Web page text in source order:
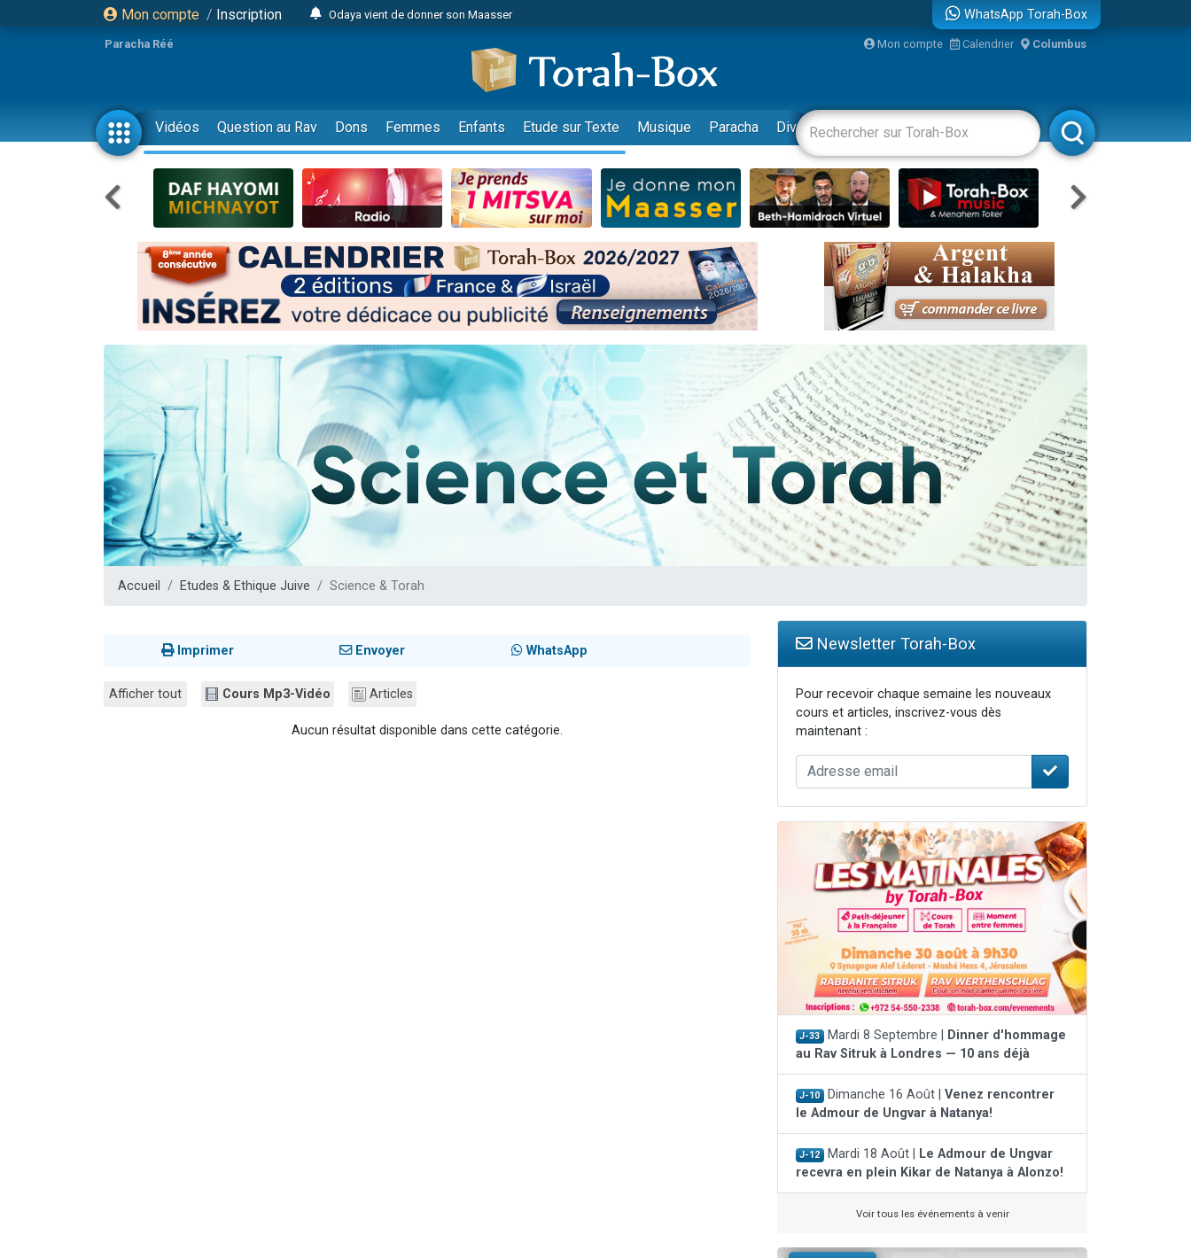
Mon compte / Inscription
Odaya vient de donner son Maasser
3 personnes viennent de faire un don pour Diane, 80 ans, dans un appartement insalubre
2 personnes viennent de nous rejoindre sur WhatsApp
13 personnes viennent de demander une bénédiction
12 nouvelles musiques dans Torah-Box Music
30 personnes viennent de faire un don pour Sauvez la jambe de Yohan
Il reste 49 places pour étudier en groupe sur Zoom
3 personnes viennent de nous rejoindre sur WhatsApp
2 personnes viennent de nous rejoindre sur WhatsApp
3 personnes viennent de nous rejoindre sur WhatsApp
2 nouvelles musiques dans Torah-Box Music
8 personnes viennent de faire un don pour Tsédaka : pauvres d'Israel
Nouvelle émission radio : Visions de grandeur n°104 : Le Chabbath et le Birkat Hamazone à travers le temps
61 personnes viennent de demander une bénédiction
Ariel vient de donner son Maasser
Il reste 49 places pour étudier en groupe sur Zoom
Nathaniel vient de donner son Maasser
6 personnes viennent de faire un don pour 5 enfants déjà orphelins risquent de perdre leur maman
3 personnes viennent de nous rejoindre sur WhatsApp
WhatsApp Torah-Box
Paracha Réé Mon compte Calendrier Columbus
Vidéos Question au Rav Dons Femmes Enfants Etude sur Texte Musique Paracha Divertissements Livres Rabbanim
Accueil Etudes & Ethique Juive Science & Torah
Imprimer Envoyer WhatsApp
Afficher tout Cours Mp3-Vidéo Articles
Aucun résultat disponible dans cette catégorie.
Newsletter Torah-Box
Pour recevoir chaque semaine les nouveaux
cours et articles, inscrivez-vous dès
maintenant :
J-33 Mardi 8 Septembre |
Dinner d'hommage
au Rav Sitruk à Londres — 10 ans déjà
J-10 Dimanche 16 Août | Venez rencontrer
le Admour de Ungvar à Natanya!
J-12 Mardi 18 Août |
Le Admour de Ungvar
recevra en plein Kikar de Natanya à Alonzo!
Voir tous les événements à venir